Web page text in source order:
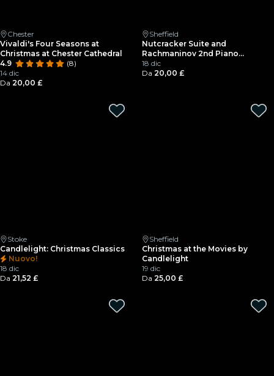
Chester
Vivaldi's Four Seasons at
Christmas at Chester Cathedral
4.9
(8)
14 dic
Da 20,00 £
Sheffield
Nutcracker Suite and
Rachmaninov 2nd Piano
Concerto at Christmas by
Candlelight at Sheffield
18 dic
Da 20,00 £
Stoke
Candlelight: Christmas Classics
Nuovo!
18 dic
Da 21,52 £
Sheffield
Christmas at the Movies by
Candlelight
19 dic
Da 25,00 £